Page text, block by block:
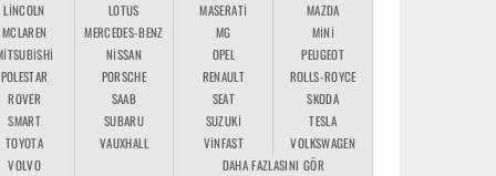
LINCOLN
LOTUS MASERATI
MAZDA
MCLAREN
MERCEDES-BENZ MG
MINI
NISSAN OPEL
PEUGEOT
POLESTAR
PORSCHE RENAULT
ROLLS-ROYCE
ROVER
SAAB SEAT
SKODA
SMART
SUBARU SUZUKI
TESLA
TOYOTA
VAUXHALL VINFAST
VOLKSWAGEN
VOLVO
DAHA FAZLASINI GÖR